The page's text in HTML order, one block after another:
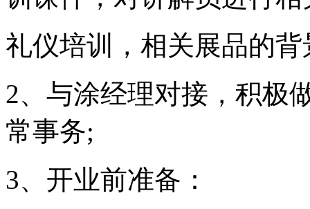
礼仪培训，相关展品的
2、与涂经理对接，积极
常事务;
3、开业前准备：